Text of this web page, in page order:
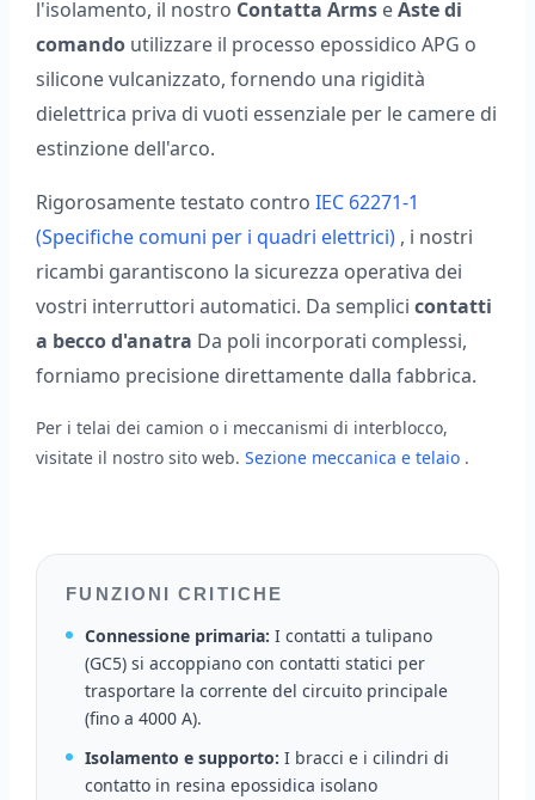
l'isolamento, il nostro Contatta Arms eAste di
comando utilizzare il processo epossidico APG o
silicone vulcanizzato, fornendo una rigidità
dielettrica priva di vuoti essenziale per le camere di
estinzione dell'arco.
Rigorosamente testato controIEC 62271-1
(Specifiche comuni per i quadri elettrici) , i nostri
ricambi garantiscono la sicurezza operativa dei
vostri interruttori automatici. Da semplicicontatti
a becco d'anatra Da poli incorporati complessi,
forniamo precisione direttamente dalla fabbrica.
Per i telai dei camion o i meccanismi di interblocco,
visitate il nostro sito web.Sezione meccanica e telaio .
FUNZIONI CRITICHE
Connessione primaria: I contatti a tulipano
(GC5) si accoppiano con contatti statici per
trasportare la corrente del circuito principale
(fino a 4000 A).
Isolamento e supporto: I bracci e i cilindri di
contatto in resina epossidica isolano